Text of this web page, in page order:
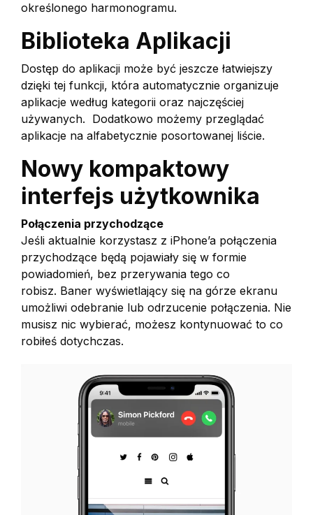
określonego harmonogramu.
Biblioteka Aplikacji
Dostęp do aplikacji może być jeszcze łatwiejszy
dzięki tej funkcji, która automatycznie organizuje
aplikacje według kategorii oraz najczęściej
używanych. Dodatkowo możemy przeglądać
aplikacje na alfabetycznie posortowanej liście.
Nowy kompaktowy
interfejs użytkownika
Połączenia przychodzące
Jeśli aktualnie korzystasz z iPhone’a połączenia
przychodzące będą pojawiały się w formie
powiadomień, bez przerywania tego co
robisz. Baner wyświetlający się na górze ekranu
umożliwi odebranie lub odrzucenie połączenia. Nie
musisz nic wybierać, możesz kontynuować to co
robiłeś dotychczas.